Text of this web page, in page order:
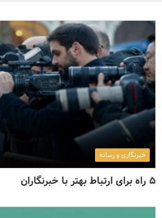
اخبار سازمانی
روابط عمومی
آنلاین مارکتینگ
برندسازی
خبرنگاری و رسانه
مطالب ویژه
خبرنگاری و رسانه
5 راه برای ارتباط بهتر با خبرنگاران